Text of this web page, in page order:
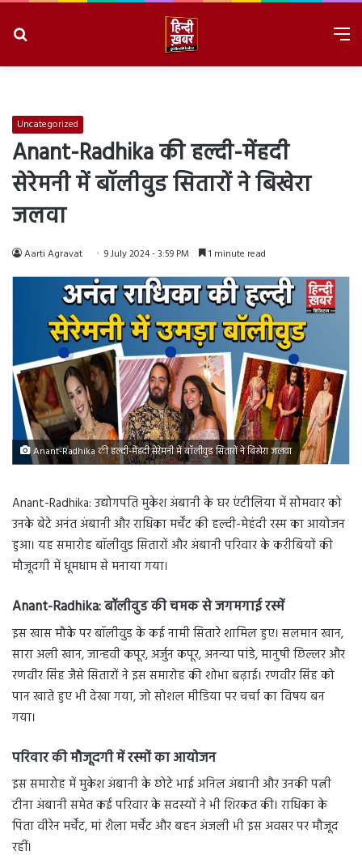
Uncategorized
Anant-Radhika की हल्दी-मेंहदी
सेरेमनी में बॉलीवुड सितारों ने बिखेरा
जलवा
Aarti Agravat 9 July 2024 - 3:59 PM 1 minute read
Anant-Radhika की हल्दी-मेंहदी सेरेमनी में बॉलीवुड सितारों ने बिखेरा जलवा
Anant-Radhika: उद्योगपति मुकेश अंबानी के घर एंटीलिया में सोमवार को
उनके बेटे अनंत अंबानी और राधिका मर्चेंट की हल्दी-मेहंदी रस्म का आयोजन
हुआ। यह समारोह बॉलीवुड सितारों और अंबानी परिवार के करीबियों की
मौजूदगी में धूमधाम से मनाया गया।
Anant-Radhika: बॉलीवुड की चमक से जगमगाई रस्में
इस खास मौके पर बॉलीवुड के कई नामी सितारे शामिल हुए। सलमान खान,
सारा अली खान, जान्हवी कपूर, अर्जुन कपूर, अनन्या पांडे, मानुषी छिल्लर और
रणवीर सिंह जैसे सितारों ने इस समारोह की शोभा बढ़ाई। रणवीर सिंह को
पान खाते हुए भी देखा गया, जो सोशल मीडिया पर चर्चा का विषय बन
गया।
परिवार की मौजूदगी में रस्मों का आयोजन
इस समारोह में मुकेश अंबानी के छोटे भाई अनिल अंबानी और उनकी पत्नी
टीना अंबानी समेत कई परिवार के सदस्यों ने भी शिरकत की। राधिका के
पिता वीरेन मर्चेंट, मां शैला मर्चेंट और बहन अंजली भी इस अवसर पर मौजूद
रहीं।